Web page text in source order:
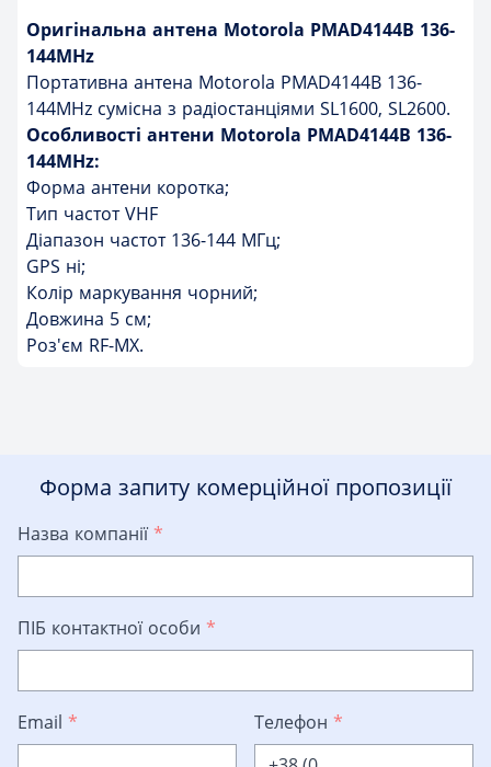
Оригінальна антена Motorola PMAD4144B 136-
144MHz
Портативна антена Motorola PMAD4144B 136-
144MHz сумісна з радіостанціями SL1600, SL2600.
Особливості антени Motorola PMAD4144B 136-
144MHz:
Форма антени коротка;
Тип частот VHF
Діапазон частот 136-144 МГц;
GPS ні;
Колір маркування чорний;
Довжина 5 см;
Роз'єм RF-MX.
Форма запиту комерційної пропозиції
Назва компанії *
ПІБ контактної особи *
Email * Телефон *